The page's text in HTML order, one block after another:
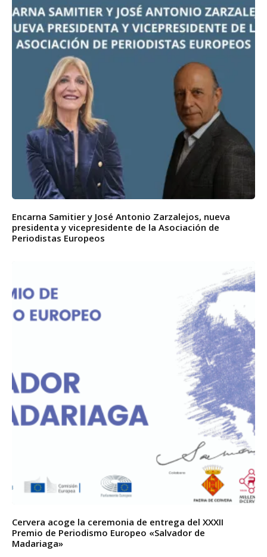
Encarna Samitier y José Antonio Zarzalejos, nueva
presidenta y vicepresidente de la Asociación de
Periodistas Europeos
Cervera acoge la ceremonia de entrega del XXXII
Premio de Periodismo Europeo «Salvador de
Madariaga»